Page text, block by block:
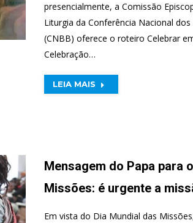
presencialmente, a Comissão
Liturgia da Conferência Nacional
(CNBB) oferece o roteiro Celebrar
Celebração…
LEIA MAIS
Mensagem do Papa para
Missões: é urgente a
Em vista do Dia Mundial das